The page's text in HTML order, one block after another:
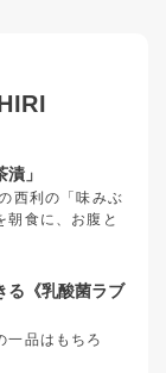
」
西利の「味みぶ
朝食に、お腹と
る《乳酸菌ラブ
一品はもちろ